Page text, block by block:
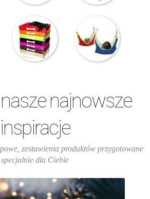
najnowsze
inspiracje
zestawienia produktów przygotowane
specjalnie dla Ciebie